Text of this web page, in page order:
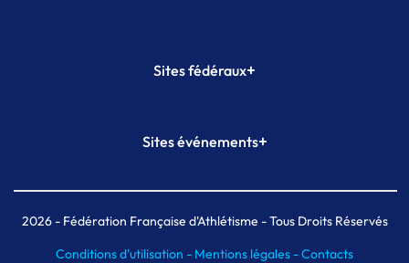
Sites fédéraux+
Plateforme Formation
Sites événements+
Meeting de Paris indoor
MAIF Ekiden de Paris
2026- Fédération Française d'Athlétisme - Tous Droits Réservés
Conditions d'utilisation - Mentions légales -Contacts